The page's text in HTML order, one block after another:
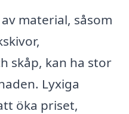
material, såsom
skåp, kan ha stor
Lyxiga
öka priset,